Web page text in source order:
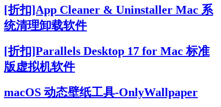
[折扣]App Cleaner & Uninstaller Mac 系
统清理卸载软件
[折扣]Parallels Desktop 17 for Mac 标准
版虚拟机软件
macOS 动态壁纸工具-OnlyWallpaper